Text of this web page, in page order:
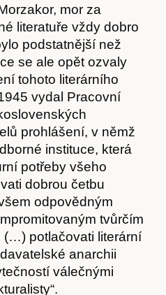
mor za
literatuře vždy dobro
podstatnější než
se ale opět ozvaly
tohoto literárního
vydal Pracovní
prohlášení, v němž
instituce, která
potřeby všeho
dobrou četbu
odpovědným
tvůrčím
(…) potlačovati literární
anarchii
válečnými